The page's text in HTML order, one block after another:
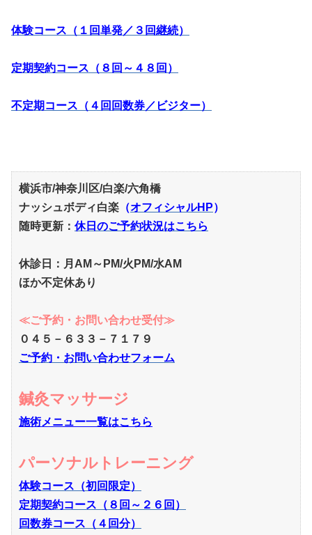
体験コース（１回単発／３回継続）
定期契約コース（８回～４８回）
不定期コース（４回回数券／ビジター）
横浜市/神奈川区/白楽/六角橋
ナッシュボディ白楽 （オフィシャルHP）
随時更新： 休日のご予約状況はこちら
休診日：月AM～PM/火PM/水AM
ほか不定休あり
≪ご予約・お問い合わせ受付≫
０４５－６３３－７１７９
ご予約・お問い合わせフォーム
鍼灸マッサージ
施術メニュー一覧はこちら
パーソナルトレーニング
体験コース（初回限定）
定期契約コース（８回～２６回）
回数券コース（４回分）